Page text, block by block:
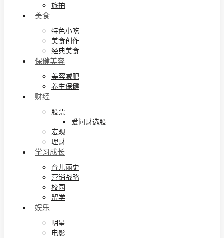
旅拍
美食
特色小吃
美食创作
经典美食
保健美容
美容减肥
养生保健
财经
股票
爱问财选股
宏观
理财
学习成长
育儿丽史
营销战略
校园
留学
娱乐
明星
电影